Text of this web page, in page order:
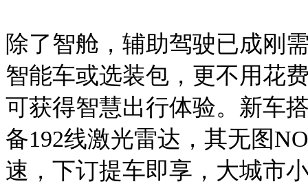
除了智舱，辅助驾驶已成刚
智能车或选装包，更不用花
可获得智慧出行体验。 新车
备192线激光雷达，其无图
速，下订提车即享，大城市